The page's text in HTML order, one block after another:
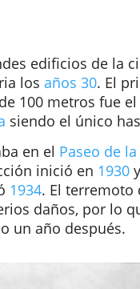
edificios de la
los años 30. El
100 metros fue el
siendo el único
en el Paseo de
inició en 1930
1934. El terremoto
daños, por lo
un año después.